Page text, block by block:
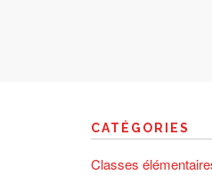
RECHERCHER
CATÉGORIES
Classes